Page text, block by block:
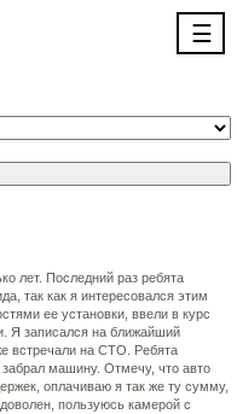
☰
лет. Последний раз ребята
так как я интересовался этим
ее установки, ввели в курс
Я записался на ближайший
встречали на СТО. Ребята
машину. Отмечу, что авто
оплачиваю я так же ту сумму,
пользуюсь камерой с